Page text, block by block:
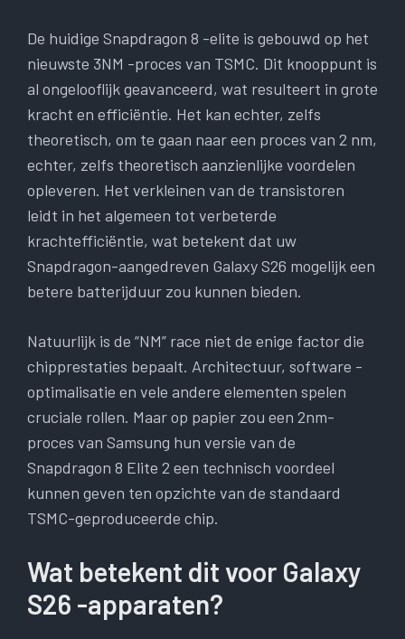
De huidige Snapdragon 8 -elite is gebouwd op het
nieuwste 3NM -proces van TSMC. Dit knooppunt is
al ongelooflijk geavanceerd, wat resulteert in grote
kracht en efficiëntie. Het kan echter, zelfs
theoretisch, om te gaan naar een proces van 2 nm,
echter, zelfs theoretisch aanzienlijke voordelen
opleveren. Het verkleinen van de transistoren
leidt in het algemeen tot verbeterde
krachtefficiëntie, wat betekent dat uw
Snapdragon-aangedreven Galaxy S26 mogelijk een
betere batterijduur zou kunnen bieden.
Natuurlijk is de “NM” race niet de enige factor die
chipprestaties bepaalt. Architectuur, software -
optimalisatie en vele andere elementen spelen
cruciale rollen. Maar op papier zou een 2nm-
proces van Samsung hun versie van de
Snapdragon 8 Elite 2 een technisch voordeel
kunnen geven ten opzichte van de standaard
TSMC-geproduceerde chip.
Wat betekent dit voor Galaxy
S26 -apparaten?